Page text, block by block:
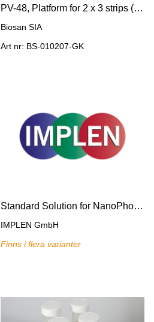
PV-48, Platform for 2 х 3 strips (8x0,2 ml)
Biosan SIA
Art nr: BS-010207-GK
Standard Solution for NanoPhotometer NP80/N60/N5
IMPLEN GmbH
Finns i flera varianter